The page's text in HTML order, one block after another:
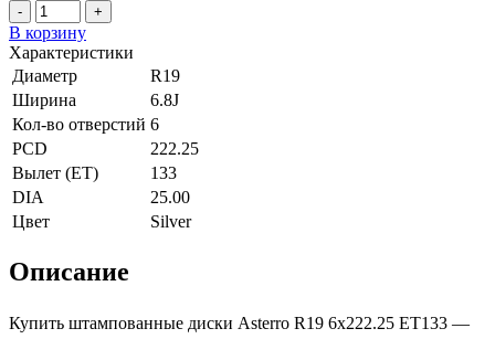
- +
В корзину
Характеристики
Диаметр
R19
Ширина
6.8J
Кол-во отверстий 6
PCD
222.25
Вылет (ET)
133
DIA
25.00
Цвет
Silver
Описание
Купить штампованные диски Asterro R19 6x222.25 ET133 —